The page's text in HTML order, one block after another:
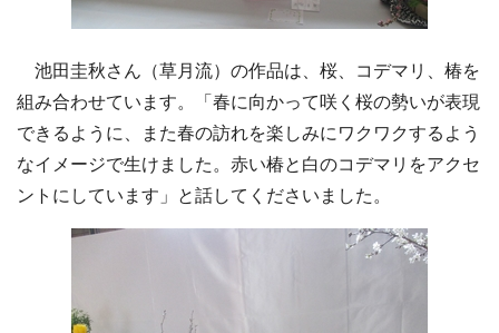
池田圭秋さん（草月流）の作品は、桜、コデマリ、椿を
組み合わせています。「春に向かって咲く桜の勢いが表現
できるように、また春の訪れを楽しみにワクワクするよう
なイメージで生けました。赤い椿と白のコデマリをアクセ
ントにしています」と話してくださいました。